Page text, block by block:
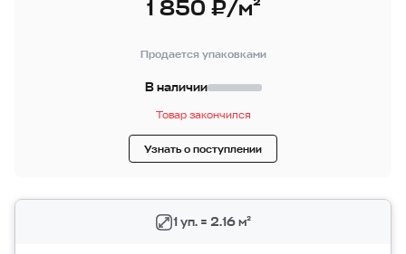
1 850 ₽/м²
Продается упаковками
В наличии
Товар закончился
Узнать о поступлении
1 уп. = 2.16 м²